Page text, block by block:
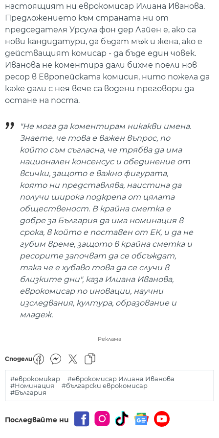
настоящият ни еврокомисар Илиана Иванова.
Предложението към страната ни от
председателя Урсула фон дер Лайен е, ако са
нови кандидатури, да бъдат мъж и жена, ако е
действащият комисар - да бъде един човек.
Иванова не коментира дали бихме поели нов
ресор в Европейската комисия, нито пожела да
каже дали с нея вече са водени преговори да
остане на поста.
"Не мога да коментирам никакви имена.
Знаете, че това е важен въпрос, по
който съм съгласна, че трябва да има
национален консенсус и обединение от
всички, защото е важно фигурата,
която ни представлява, наистина да
получи широка подкрепа от цялата
общественост. В крайна сметка е
добре за България да има номинация в
срока, в който е поставен от ЕК, и да не
губим време, защото в крайна сметка и
ресорите започват да се обсъждат,
така че е хубаво това да се случи в
близките дни", каза Илиана Иванова,
еврокомисар по иновации, научни
изследвания, култура, образование и
младеж.
Реклама
Сподели
#еврокомикар
#еврокомисар Илиана Иванова
#Номинация
#български еврокомисар
#България
Последвайте ни